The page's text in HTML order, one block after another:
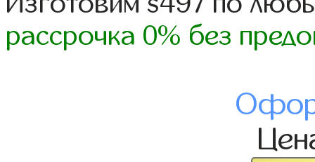
рассрочка 0% без